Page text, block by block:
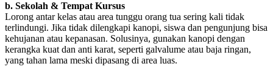
b. Sekolah & Tempat Kursus
Lorong antar kelas atau area tunggu orang tua sering kali tidak
terlindungi. Jika tidak dilengkapi kanopi, siswa dan pengunjung bisa
kehujanan atau kepanasan. Solusinya, gunakan kanopi dengan
kerangka kuat dan anti karat, seperti galvalume atau baja ringan,
yang tahan lama meski dipasang di area luas.